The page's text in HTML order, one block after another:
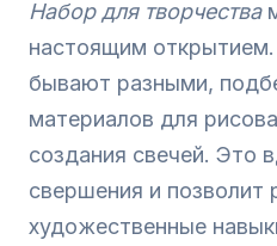
Набор для творчества
настоящим
бывают разными,
материалов для
создания свечей. Это
свершения и позволит
художественные